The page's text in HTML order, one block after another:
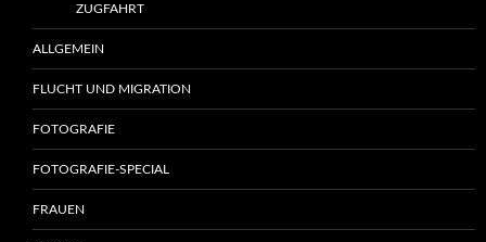
ZUGFAHRT
ALLGEMEIN
FLUCHT UND MIGRATION
FOTOGRAFIE
FOTOGRAFIE-SPECIAL
FRAUEN